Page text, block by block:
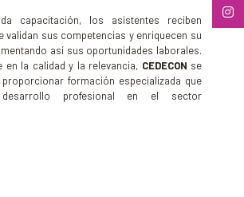
capacitación, los asistentes reciben
validan sus competencias y enriquecen su
así sus oportunidades laborales.
en la calidad y la relevancia, CEDECON se
formación especializada que
profesional en el sector